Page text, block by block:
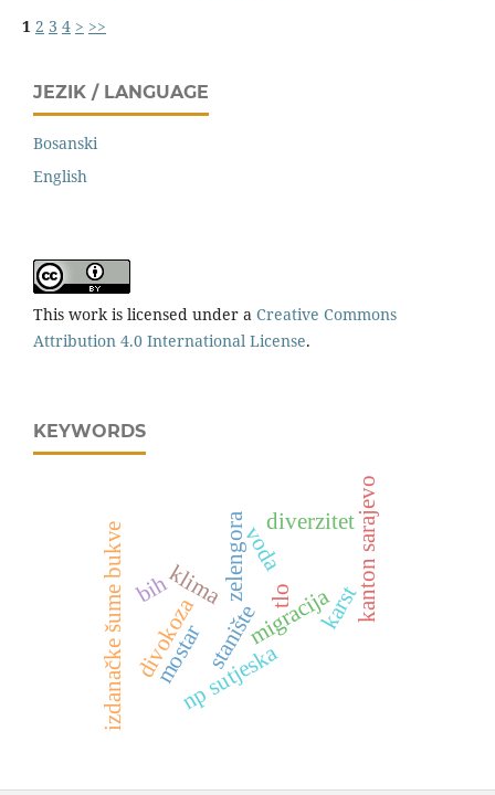
1 2 3 4 > >>
JEZIK / LANGUAGE
Bosanski
English
This work is licensed under a Creative Commons
Attribution 4.0 International License.
KEYWORDS
stanište
divokoza
zelengora
np sutjeska
migracijakarst
tlo
voda
klima
mostar
izdanačke šume bukve diverzitetkanton sarajevo
bih